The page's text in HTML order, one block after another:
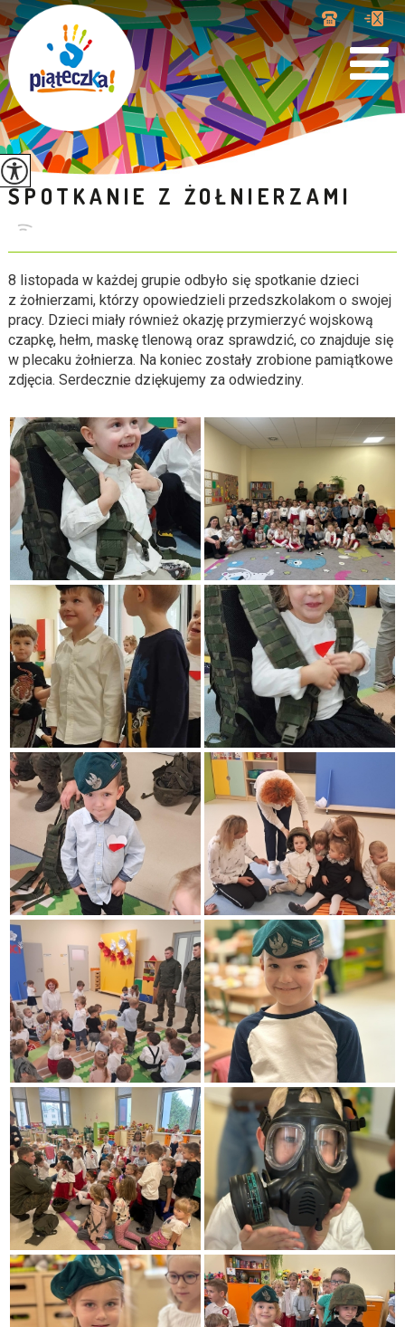
SPOTKANIE Z ŻOŁNIERZAMI
8 listopada w każdej grupie odbyło się spotkanie dzieci
z żołnierzami, którzy opowiedzieli przedszkolakom o swojej
pracy. Dzieci miały również okazję przymierzyć wojskową
czapkę, hełm, maskę tlenową oraz sprawdzić, co znajduje się
w plecaku żołnierza. Na koniec zostały zrobione pamiątkowe
zdjęcia. Serdecznie dziękujemy za odwiedziny.